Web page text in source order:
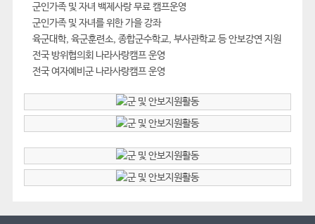
군인가족 및 자녀 백제사랑 무료 캠프운영
군인가족 및 자녀를 위한 가을 강좌
육군대학, 육군훈련소, 종합군수학교, 부사관학교 등 안보강연 지원
전국 방위협의회 나라사랑캠프 운영
전국 여자예비군 나라사랑캠프 운영